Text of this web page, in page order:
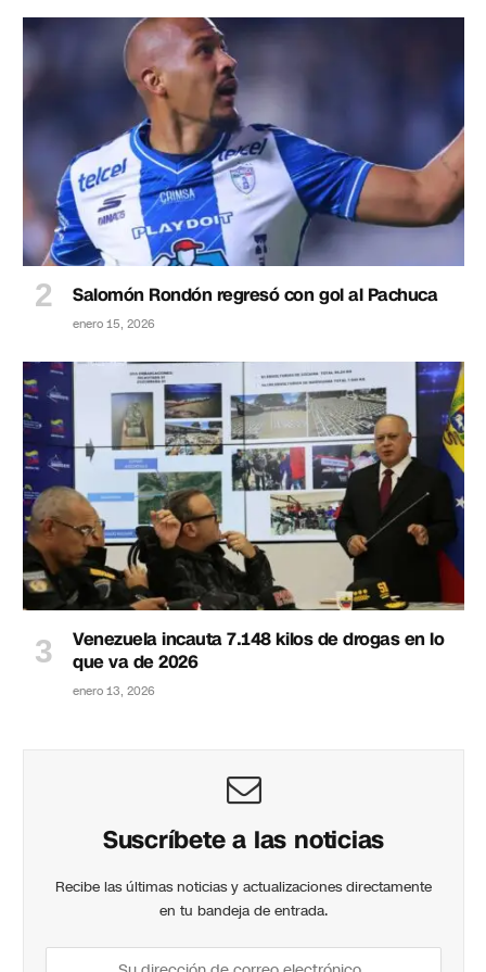
Salomón Rondón regresó con gol al Pachuca
enero 15, 2026
Venezuela incauta 7.148 kilos de drogas en lo
que va de 2026
enero 13, 2026
Suscríbete a las noticias
Recibe las últimas noticias y actualizaciones directamente
en tu bandeja de entrada.